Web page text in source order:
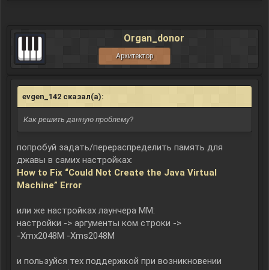
Organ_donor
Архитектор
evgen_142 сказал(а):
Как решить данную проблему?
попробуй задать/перераспределить память для
джавы в самих настройках:
How to Fix “Could Not Create the Java Virtual
Machine” Error
или же настройках лаунчера ММ:
настройки -> аргументы ком строки ->
-Xmx2048M -Xms2048M
и пользуйся тех поддержкой при возникновении